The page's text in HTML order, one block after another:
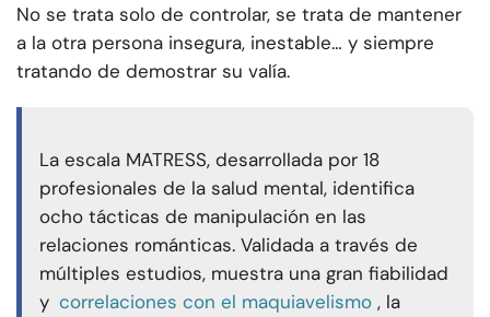
No se trata solo de controlar, se trata de mantener
a la otra persona insegura, inestable… y siempre
tratando de demostrar su valía.
La escala MATRESS, desarrollada por 18
profesionales de la salud mental, identifica
ocho tácticas de manipulación en las
relaciones románticas. Validada a través de
múltiples estudios, muestra una gran fiabilidad
y correlaciones con el maquiavelismo , la